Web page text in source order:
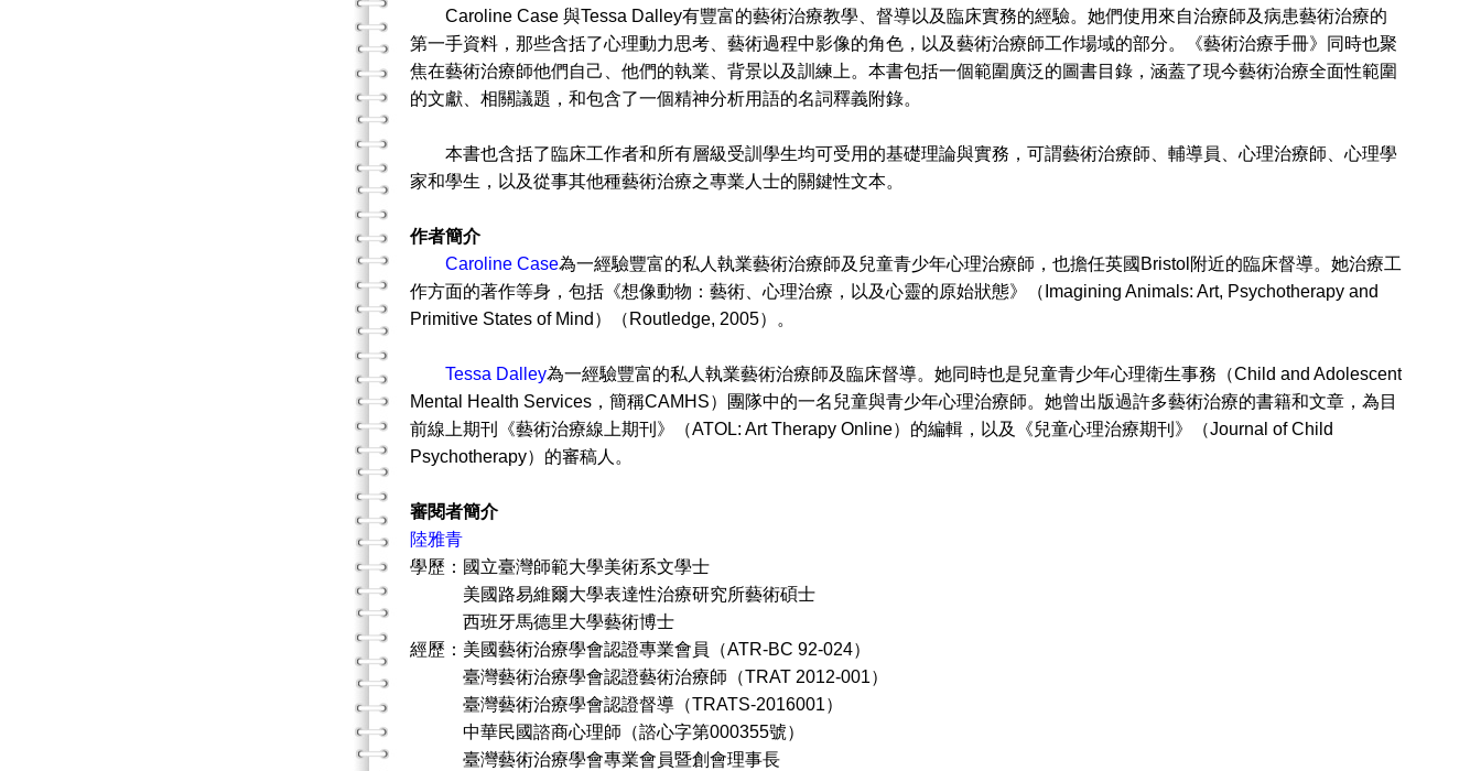
Caroline Case 與Tessa Dalley有豐富的藝術治療教學、督導以及臨床實務的經驗。她們使用來自治療師及病患藝術治療的
第一手資料，那些含括了心理動力思考、藝術過程中影像的角色，以及藝術治療師工作場域的部分。《藝術治療手冊》同時也聚
焦在藝術治療師他們自己、他們的執業、背景以及訓練上。本書包括一個範圍廣泛的圖書目錄，涵蓋了現今藝術治療全面性範圍
的文獻、相關議題，和包含了一個精神分析用語的名詞釋義附錄。
本書也含括了臨床工作者和所有層級受訓學生均可受用的基礎理論與實務，可謂藝術治療師、輔導員、心理治療師、心理學
家和學生，以及從事其他種藝術治療之專業人士的關鍵性文本。
作者簡介
Caroline Case為一經驗豐富的私人執業藝術治療師及兒童青少年心理治療師，也擔任英國Bristol附近的臨床督導。她治療工
作方面的著作等身，包括《想像動物：藝術、心理治療，以及心靈的原始狀態》（Imagining Animals: Art, Psychotherapy and
Primitive States of Mind）（Routledge, 2005）。
Tessa Dalley為一經驗豐富的私人執業藝術治療師及臨床督導。她同時也是兒童青少年心理衛生事務（Child and Adolescent
Mental Health Services，簡稱CAMHS）團隊中的一名兒童與青少年心理治療師。她曾出版過許多藝術治療的書籍和文章，為目
前線上期刊《藝術治療線上期刊》（ATOL: Art Therapy Online）的編輯，以及《兒童心理治療期刊》（Journal of Child
Psychotherapy）的審稿人。
審閱者簡介
陸雅青
學歷：國立臺灣師範大學美術系文學士
美國路易維爾大學表達性治療研究所藝術碩士
西班牙馬德里大學藝術博士
經歷：美國藝術治療學會認證專業會員（ATR-BC 92-024）
臺灣藝術治療學會認證藝術治療師（TRAT 2012-001）
臺灣藝術治療學會認證督導（TRATS-2016001）
中華民國諮商心理師（諮心字第000355號）
臺灣藝術治療學會專業會員暨創會理事長